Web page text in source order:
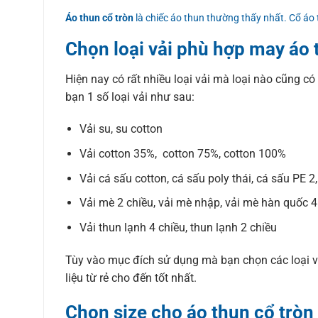
Áo thun cổ trònlà chiếc áo thun thường thấy nhất. Cổ
Chọn loại vải phù hợp may
Hiện nay có rất nhiều loại vải mà loại nào cũng
bạn 1 số loại vải như sau:
Vải su, su cotton
Vải cotton 35%, cotton 75%, cotton 100%
Vải cá sấu cotton, cá sấu poly thái, cá sấu PE
Vải mè 2 chiều, vải mè nhập, vải mè hàn quốc
Vải thun lạnh 4 chiều, thun lạnh 2 chiều
Tùy vào mục đích sử dụng mà bạn chọn các loại
liệu từ rẻ cho đến tốt nhất.
Chọn size cho áo thun cổ